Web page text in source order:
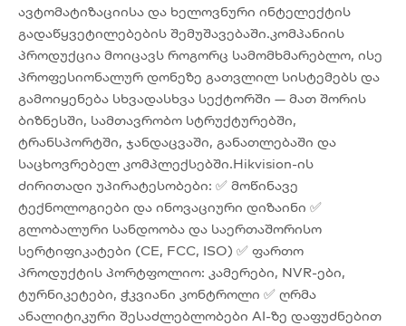
ავტომატიზაციისა და ხელოვნური ინტელექტის
გადაწყვეტილებების შემუშავებაში.კომპანიის
პროდუქცია მოიცავს როგორც სამომხმარებლო, ისე
პროფესიონალურ დონეზე გათვლილ სისტემებს და
გამოიყენება სხვადასხვა სექტორში — მათ შორის
ბიზნესში, სამთავრობო სტრუქტურებში,
ტრანსპორტში, ჯანდაცვაში, განათლებაში და
საცხოვრებელ კომპლექსებში.Hikvision-ის
ძირითადი უპირატესობები: ✅ მოწინავე
ტექნოლოგიები და ინოვაციური დიზაინი ✅
გლობალური სანდოობა და საერთაშორისო
სერტიფიკატები (CE, FCC, ISO) ✅ ფართო
პროდუქტის პორტფოლიო: კამერები, NVR-ები,
ტურნიკეტები, ჭკვიანი კონტროლი ✅ ღრმა
ანალიტიკური შესაძლებლობები AI-ზე დაფუძნებით